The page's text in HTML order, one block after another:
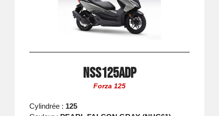
NSS125ADP
Forza 125
Cylindrée : 125